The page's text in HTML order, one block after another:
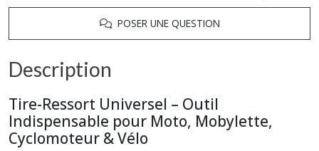
POSER UNE QUESTION
Description
Tire-Ressort Universel – Outil
Indispensable pour Moto, Mobylette,
Cyclomoteur & Vélo